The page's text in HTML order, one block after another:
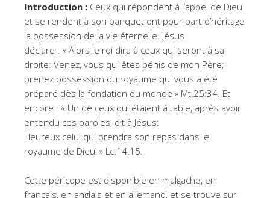
Introduction : Ceux qui répondent à l’appel de Dieu
et se rendent à son banquet ont pour part d’héritage
la possession de la vie éternelle. Jésus
déclare : « Alors le roi dira à ceux qui seront à sa
droite: Venez, vous qui êtes bénis de mon Père;
prenez possession du royaume qui vous a été
préparé dès la fondation du monde » Mt.25:34. Et
encore : « Un de ceux qui étaient à table, après avoir
entendu ces paroles, dit à Jésus:
Heureux celui qui prendra son repas dans le
royaume de Dieu! » Lc.14:15.
Cette péricope est disponible en malgache, en
français, en anglais et en allemand, et se trouve sur